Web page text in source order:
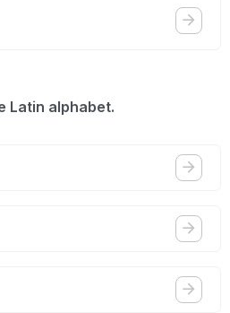
Latin alphabet.